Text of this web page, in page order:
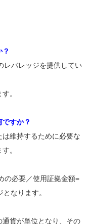
レバレッジを提供してい
。
すか？
維持するために必要な
。
の必要／使用証拠金額=
なります。
貨が単位となり、その